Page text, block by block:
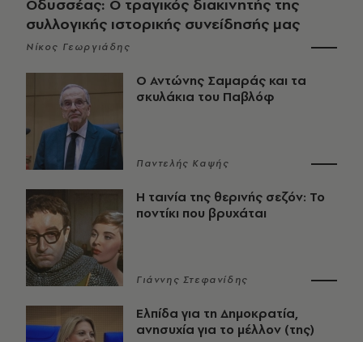
Οδυσσέας: Ο τραγικός διακινητής της
συλλογικής ιστορικής συνείδησής μας
Νίκος Γεωργιάδης
Ο Αντώνης Σαμαράς και τα
σκυλάκια του Παβλόφ
Παντελής Καψής
Η ταινία της θερινής σεζόν: Το
ποντίκι που βρυχάται
Γιάννης Στεφανίδης
Ελπίδα για τη Δημοκρατία,
ανησυχία για το μέλλον (της)